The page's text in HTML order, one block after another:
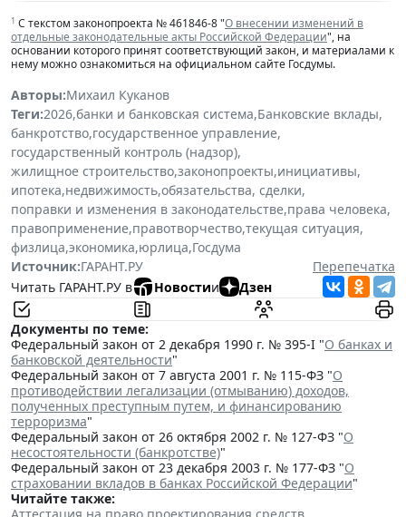
1 С текстом законопроекта № 461846-8 "О внесении изменений в
отдельные законодательные акты Российской Федерации", на
основании которого принят соответствующий закон, и материалами к
нему можно ознакомиться на официальном сайте Госдумы.
Авторы:Михаил Куканов
Теги:2026,банки и банковская система,Банковские вклады,
банкротство,государственное управление,
государственный контроль (надзор),
жилищное строительство,законопроекты,инициативы,
ипотека,недвижимость,обязательства, сделки,
поправки и изменения в законодательстве,права человека,
правоприменение,правотворчество,текущая ситуация,
физлица,экономика,юрлица,Госдума
Источник:ГАРАНТ.РУ
Перепечатка
Читать ГАРАНТ.РУ в
Новостии Дзен
Документы по теме:
Федеральный закон от 2 декабря 1990 г. № 395-I "О банках и
банковской деятельности"
Федеральный закон от 7 августа 2001 г. № 115-ФЗ "О
противодействии легализации (отмыванию) доходов,
полученных преступным путем, и финансированию
терроризма"
Федеральный закон от 26 октября 2002 г. № 127-ФЗ "О
несостоятельности (банкротстве)"
Федеральный закон от 23 декабря 2003 г. № 177-ФЗ "О
страховании вкладов в банках Российской Федерации"
Читайте также: